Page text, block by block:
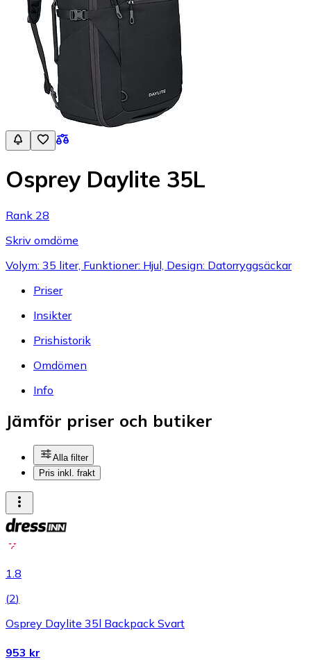
Osprey Daylite 35L
Rank 28
Skriv omdöme
Volym: 35 liter, Funktioner: Hjul, Design: Datorryggsäckar
Priser
Insikter
Prishistorik
Omdömen
Info
Jämför priser och butiker
Alla filter
Pris inkl. frakt
1.8
(2)
Osprey Daylite 35l Backpack Svart
953 kr